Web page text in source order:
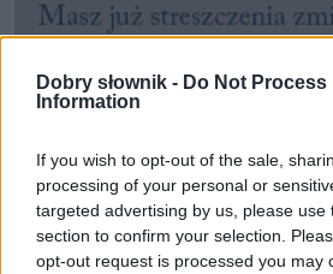
Dobry słownik - Do Not Process
Information
If you wish to opt-out of the sale,
processing of your personal or
targeted advertising by us, please use
section to confirm your selection.
opt-out request is processed you may